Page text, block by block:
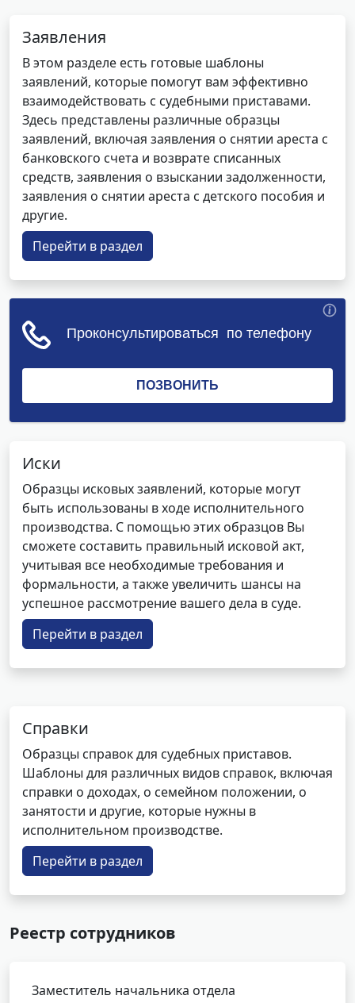
Заявления
В этом разделе есть готовые шаблоны
заявлений, которые помогут вам эффективно
взаимодействовать с судебными приставами.
Здесь представлены различные образцы
заявлений, включая заявления о снятии ареста с
банковского счета и возврате списанных
средств, заявления о взыскании задолженности,
заявления о снятии ареста с детского пособия и
другие.
Перейти в раздел
Иски
Образцы исковых заявлений, которые могут
быть использованы в ходе исполнительного
производства. С помощью этих образцов Вы
сможете составить правильный исковой акт,
учитывая все необходимые требования и
формальности, а также увеличить шансы на
успешное рассмотрение вашего дела в суде.
Перейти в раздел
Справки
Образцы справок для судебных приставов.
Шаблоны для различных видов справок, включая
справки о доходах, о семейном положении, о
занятости и другие, которые нужны в
исполнительном производстве.
Перейти в раздел
Реестр сотрудников
Заместитель начальника отдела